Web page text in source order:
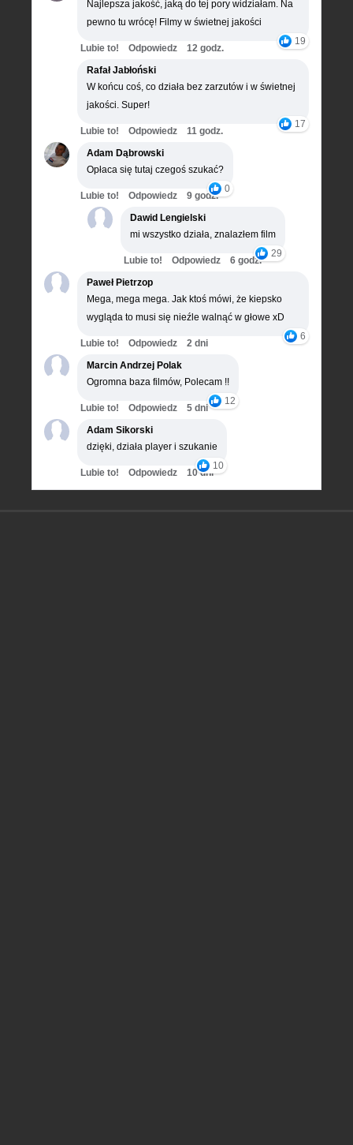
Najlepsza jakość, jaką do tej pory widziałam. Na
pewno tu wrócę! Filmy w świetnej jakości
19
Lubie to! Odpowiedz
12 godz.
Rafał Jabłoński
W końcu coś, co działa bez zarzutów i w świetnej
jakości. Super!
17
Lubie to! Odpowiedz
11 godz.
Adam Dąbrowski
Opłaca się tutaj czegoś szukać?
0
Lubie to! Odpowiedz
9 godz.
Dawid Lengielski
mi wszystko działa, znalazłem film
29
Lubie to! Odpowiedz
6 godz.
Paweł Pietrzop
Mega, mega mega. Jak ktoś mówi, że kiepsko
wygląda to musi się nieźle walnąć w głowe xD
6
Lubie to! Odpowiedz
2 dni
Marcin Andrzej Polak
Ogromna baza filmów, Polecam !!
12
Lubie to! Odpowiedz
5 dni
Adam Sikorski
dzięki, działa player i szukanie
10
Lubie to! Odpowiedz 10 dni